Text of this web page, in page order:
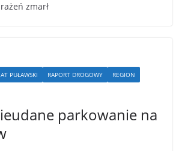
zmarł
PUŁAWSKI RAPORT DROGOWY
REGION
parkowanie na